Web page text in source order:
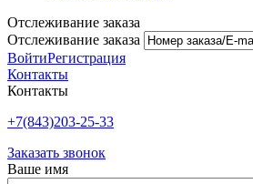
Отслеживание заказа
Отслеживание заказа
ВойтиРегистрация
Контакты
Контакты
+7(843)203-25-33
Заказать звонок
Ваше имя